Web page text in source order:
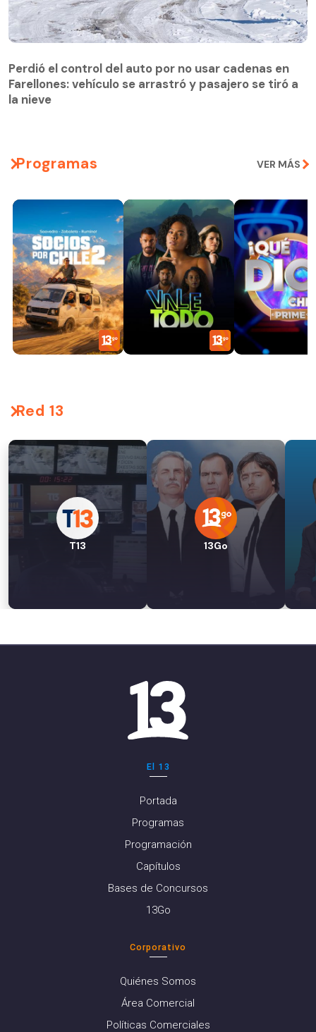
Farellones: vehículo se arrastró y pasajero se tiró a
la nieve
Perdió el control del auto por no usar cadenas en
Farellones: vehículo se arrastró y pasajero se tiró a
la nieve
Programas VER MÁS
Red 13
T13 13Go
El 13
Portada
Programas
Programación
Capítulos
Bases de Concursos
13Go
Corporativo
Quiénes Somos
Área Comercial
Políticas Comerciales